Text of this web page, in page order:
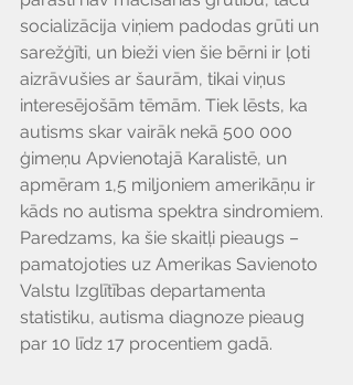
socializācija viņiem padodas grūti un
sarežģīti, un bieži vien šie bērni ir ļoti
aizrāvušies ar šaurām, tikai viņus
interesējošām tēmām. Tiek lēsts, ka
autisms skar vairāk nekā 500 000
ģimeņu Apvienotajā Karalistē, un
apmēram 1,5 miljoniem amerikāņu ir
kāds no autisma spektra sindromiem.
Paredzams, ka šie skaitļi pieaugs –
pamatojoties uz Amerikas Savienoto
Valstu Izglītības departamenta
statistiku, autisma diagnoze pieaug
par 10 līdz 17 procentiem gadā.